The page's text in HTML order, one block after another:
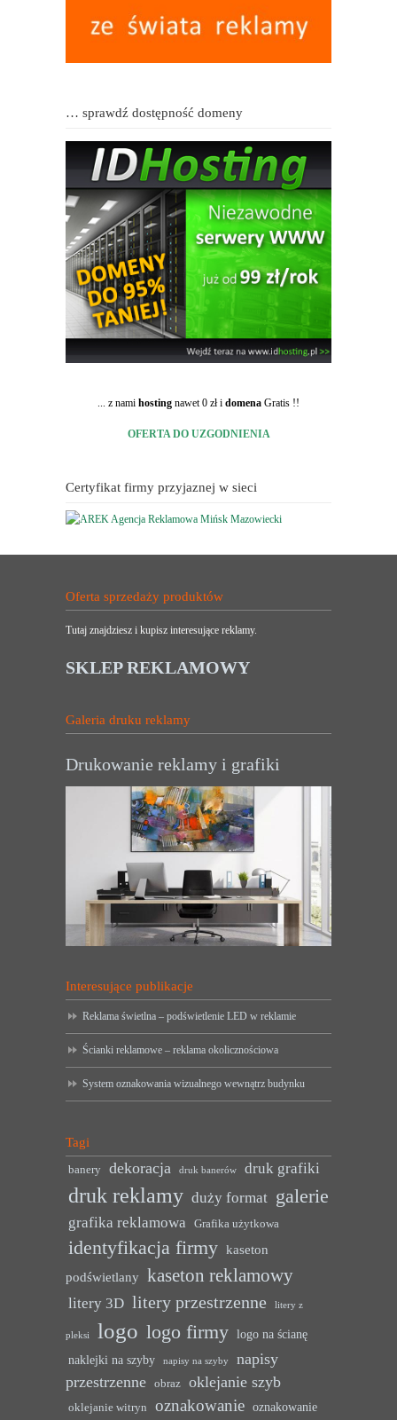
… sprawdź dostępność domeny
... z nami hosting nawet 0 zł i domena Gratis !!
OFERTA DO UZGODNIENIA
Certyfikat firmy przyjaznej w sieci
Oferta sprzedaży produktów
Tutaj znajdziesz i kupisz interesujące reklamy.
SKLEP REKLAMOWY
Galeria druku reklamy
Drukowanie reklamy i grafiki
Interesujące publikacje
Reklama świetlna – podświetlenie LED w reklamie
Ścianki reklamowe – reklama okolicznościowa
System oznakowania wizualnego wewnątrz budynku
Tagi
banery dekoracja druk banerów druk grafiki
druk reklamy duży format galerie
grafika reklamowa Grafika użytkowa
identyfikacja firmy kaseton
podświetlany kaseton reklamowy
litery 3D litery przestrzenne litery z
pleksi logo logo firmy logo na ścianę
naklejki na szyby
napisy na szyby
napisy
przestrzenne
obraz oklejanie szyb
oklejanie witryn oznakowanie oznakowanie